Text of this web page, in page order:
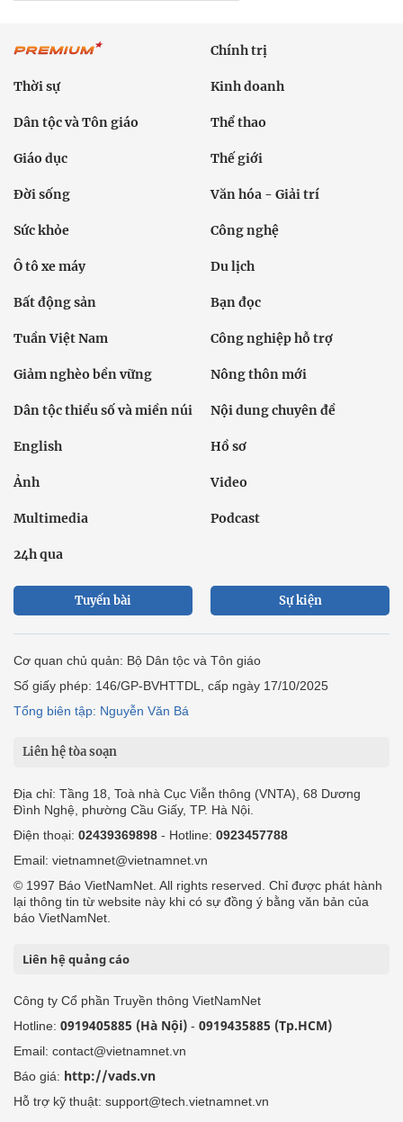
Chính trị
Thời sự Kinh doanh
Dân tộc và Tôn giáo Thể thao
Giáo dục Thế giới
Đời sống Văn hóa - Giải trí
Sức khỏe Công nghệ
Ô tô xe máy Du lịch
Bất động sản Bạn đọc
Tuần Việt Nam Công nghiệp hỗ trợ
Giảm nghèo bền vững Nông thôn mới
Dân tộc thiểu số và miền núi Nội dung chuyên đề
English Hồ sơ
Ảnh Video
Multimedia Podcast
24h qua
Tuyến bài Sự kiện
Cơ quan chủ quản: Bộ Dân tộc và Tôn giáo
Số giấy phép: 146/GP-BVHTTDL, cấp ngày 17/10/2025
Tổng biên tập: Nguyễn Văn Bá
Liên hệ tòa soạn
Địa chỉ: Tầng 18, Toà nhà Cục Viễn thông (VNTA), 68 Dương
Đình Nghệ, phường Cầu Giấy, TP. Hà Nội.
Điện thoại: 02439369898 - Hotline: 0923457788
Email: vietnamnet@vietnamnet.vn
© 1997 Báo VietNamNet. All rights reserved. Chỉ được phát hành
lại thông tin từ website này khi có sự đồng ý bằng văn bản của
báo VietNamNet.
Liên hệ quảng cáo
Công ty Cổ phần Truyền thông VietNamNet
Hotline: 0919405885 (Hà Nội) - 0919435885 (Tp.HCM)
Email: contact@vietnamnet.vn
Báo giá: http://vads.vn
Hỗ trợ kỹ thuật: support@tech.vietnamnet.vn